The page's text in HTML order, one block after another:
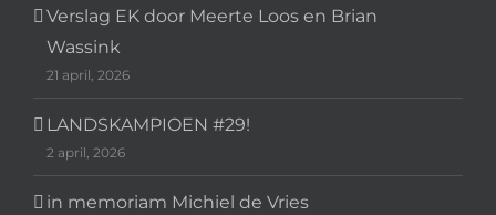
Verslag EK door Meerte Loos en Brian
Wassink
21 april, 2026
LANDSKAMPIOEN #29!
2 april, 2026
in memoriam Michiel de Vries